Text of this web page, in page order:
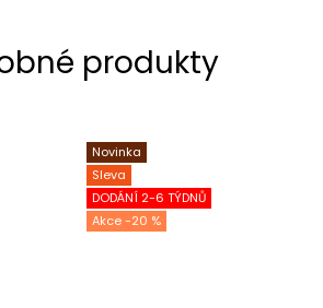
Novinka
Sleva
DODÁNÍ 2-6 TÝDNŮ
-20 %